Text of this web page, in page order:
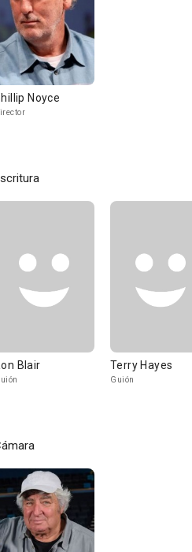
Noyce
Blair Terry Hayes
Guión